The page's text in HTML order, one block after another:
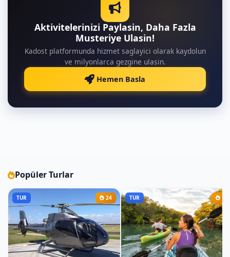
Aktivitelerinizi Paylasin, Daha Fazla
Musteriye Ulasin!
Kadost platformunda hizmet saglayici olarak kaydolun
ve milyonlarca gezgine ulasin.
Hemen Basla
Popüler Turlar
TUR 24 TUR 7